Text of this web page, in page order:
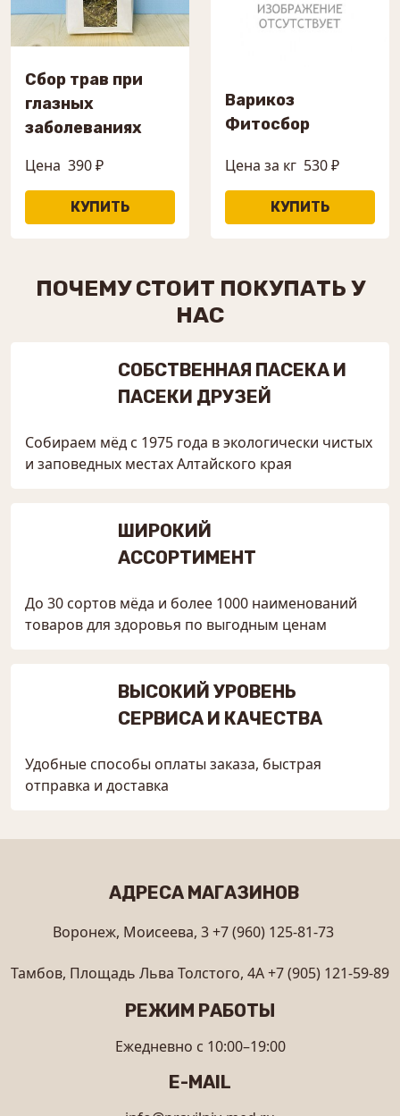
Сбор трав при
глазных
заболеваниях
Цена 390 ₽
Варикоз
Фитосбор
Цена за кг 530 ₽
ПОЧЕМУ СТОИТ ПОКУПАТЬ У
НАС
СОБСТВЕННАЯ ПАСЕКА И
ПАСЕКИ ДРУЗЕЙ
Собираем мёд с 1975 года в экологически чистых
и заповедных местах Алтайского края
ШИРОКИЙ
АССОРТИМЕНТ
До 30 сортов мёда и более 1000 наименований
товаров для здоровья по выгодным ценам
ВЫСОКИЙ УРОВЕНЬ
СЕРВИСА И КАЧЕСТВА
Удобные способы оплаты заказа, быстрая
отправка и доставка
АДРЕСА МАГАЗИНОВ
Воронеж, Моисеева, 3+7 (960) 125-81-73
Тамбов, Площадь Льва Толстого, 4А+7 (905) 121-59-89
РЕЖИМ РАБОТЫ
Ежедневно с 10:00–19:00
E-MAIL